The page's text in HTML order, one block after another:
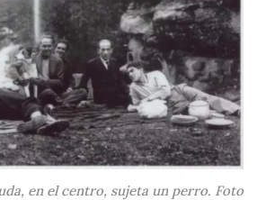
en el centro, sujeta un perro. Foto